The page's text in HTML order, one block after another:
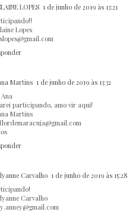
LOPES 1 de junho de 2019 às 13:21
Lopes
Martins 1 de junho de 2019 às 13:32
participando, amo vir aqui!
Martins
Carvalho 1 de junho de 2019 às 15:28
Carvalho